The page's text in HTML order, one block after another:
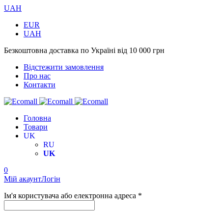
UAH
EUR
UAH
Безкоштовна доставка по Україні від 10 000 грн
Відстежити замовлення
Про нас
Контакти
Головна
Товари
UK
RU
UK
0
Мій акаунтЛогін
Ім'я користувача або електронна адреса *